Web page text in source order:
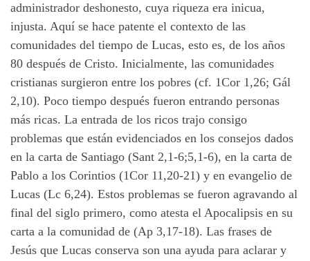
administrador deshonesto, cuya riqueza era inicua,
injusta. Aquí se hace patente el contexto de las
comunidades del tiempo de Lucas, esto es, de los años
80 después de Cristo. Inicialmente, las comunidades
cristianas surgieron entre los pobres (cf. 1Cor 1,26; Gál
2,10). Poco tiempo después fueron entrando personas
más ricas. La entrada de los ricos trajo consigo
problemas que están evidenciados en los consejos dados
en la carta de Santiago (Sant 2,1-6;5,1-6), en la carta de
Pablo a los Corintios (1Cor 11,20-21) y en evangelio de
Lucas (Lc 6,24). Estos problemas se fueron agravando al
final del siglo primero, como atesta el Apocalipsis en su
carta a la comunidad de (Ap 3,17-18). Las frases de
Jesús que Lucas conserva son una ayuda para aclarar y